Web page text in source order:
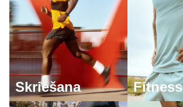
Skriešana Fitness